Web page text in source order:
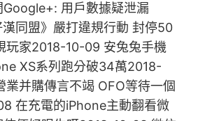
Google+: 用戶數據疑泄漏
同盟》嚴打違規行動 封停50
玩家2018-10-09 安兔兔手機
XS系列跑分破34萬2018-
業并購傳言不竭 OFO等待一個
在充電的iPhone主動翻看微